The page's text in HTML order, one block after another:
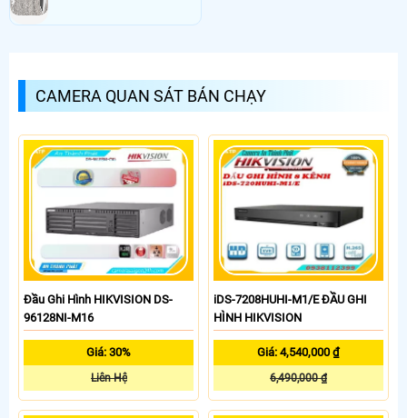
CAMERA QUAN SÁT BÁN CHẠY
Đầu Ghi Hình HIKVISION DS-
96128NI-M16
Giá: 30%
Liên Hệ
iDS-7208HUHI-M1/E ĐẦU GHI
HÌNH HIKVISION
Giá: 4,540,000 ₫
6,490,000 ₫